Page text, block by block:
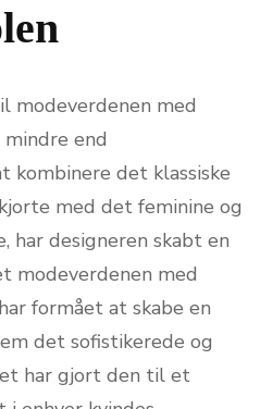
modeverdenen med
end
kombinere det klassiske
med det feminine og
har designeren skabt en
modeverdenen med
formået at skabe en
det sofistikerede og
har gjort den til et